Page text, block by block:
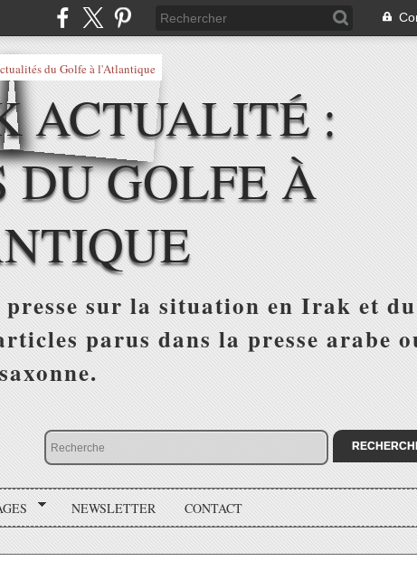
ACTUALITÉ :
DU GOLFE À
sur la situation en Irak et du
parus dans la presse arabe
NEWSLETTER CONTACT